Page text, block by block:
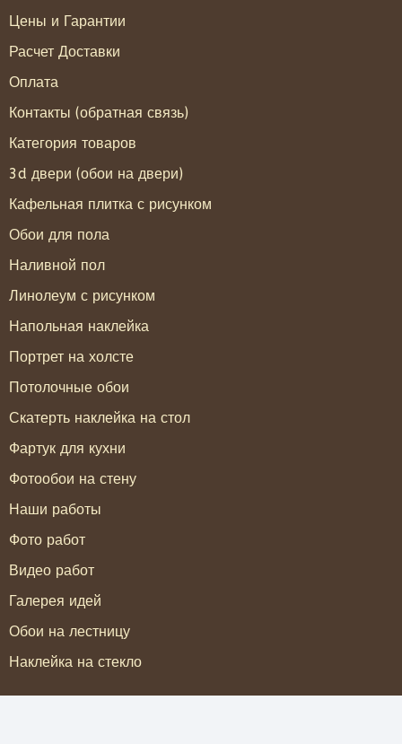
Цены и Гарантии
Расчет Доставки
Оплата
Контакты (обратная связь)
Категория товаров
3d двери (обои на двери)
Кафельная плитка с рисунком
Обои для пола
Наливной пол
Линолеум с рисунком
Напольная наклейка
Портрет на холсте
Потолочные обои
Скатерть наклейка на стол
Фартук для кухни
Фотообои на стену
Наши работы
Фото работ
Видео работ
Галерея идей
Обои на лестницу
Наклейка на стекло